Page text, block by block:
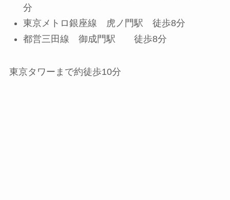
分
東京メトロ銀座線 虎ノ門駅 徒歩8分
都営三田線 御成門駅 徒歩8分
東京タワーまで約徒歩10分